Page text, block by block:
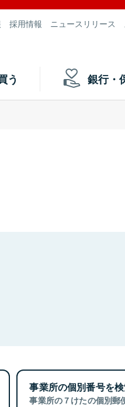
採用情報 ニュースリリース
う 銀行・
事業所の個別番号を
事業所の７けたの個別郵